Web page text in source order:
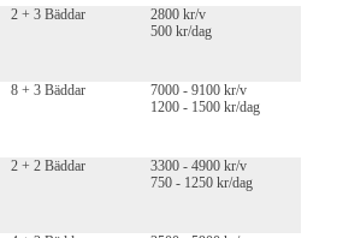
2 + 3 Bäddar
2800 kr/v
500 kr/dag
8 + 3 Bäddar
7000 - 9100 kr/v
1200 - 1500 kr/dag
2 + 2 Bäddar
3300 - 4900 kr/v
750 - 1250 kr/dag